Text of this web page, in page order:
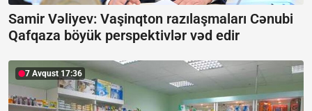
Samir Vəliyev: Vaşinqton razılaşmaları Cənubi
Qafqaza böyük perspektivlər vəd edir
7 Avqust 17:36